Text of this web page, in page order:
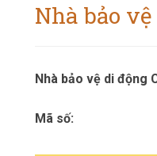
Nhà bảo
Nhà bảo vệ di động
Mã số: